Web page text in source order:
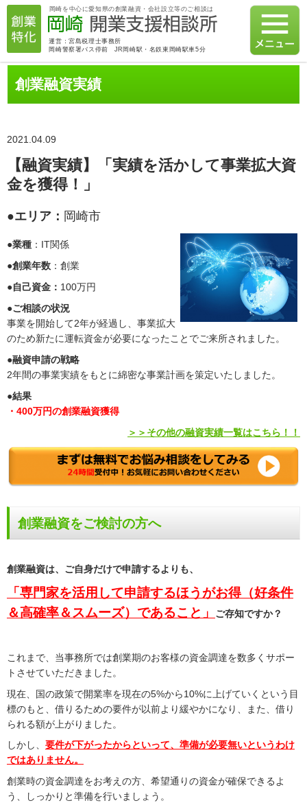
岡崎を中心に愛知県の創業融資・会社設立等のご相談は
運営：宮島税理士事務所
岡崎警察署バス停前 JR岡崎駅・名鉄東岡崎駅車5分
創業融資実績
2021.04.09
【融資実績】「実績を活かして事業拡大資
金を獲得！」
●エリア： 岡崎市
●業種：IT関係
●創業年数：創業
●自己資金： 100万円
●ご相談の状況
事業を開始して2年が経過し、事業拡大
のため新たに運転資金が必要になったことでご来所されました。
●融資申請の戦略
2年間の事業実績をもとに綿密な事業計画を策定いたしました。
●結果
・400万円の創業融資獲得
＞＞その他の融資実績一覧はこちら！！
創業融資をご検討の方へ
創業融資は、ご自身だけで申請するよりも、
「専門家を活用して申請するほうがお得（好条件
＆高確率＆スムーズ）であること」
ご存知ですか？
これまで、当事務所では創業期のお客様の資金調達を数多くサポー
トさせていただきました。
現在、国の政策で開業率を現在の5%から10%に上げていくという目
標のもと、借りるための要件が以前より緩やかになり、また、借り
られる額が上がりました。
しかし、 要件が下がったからといって、準備が必要無いというわけ
ではありません。
創業時の資金調達をお考えの方、希望通りの資金が確保できるよ
う、しっかりと準備を行いましょう。